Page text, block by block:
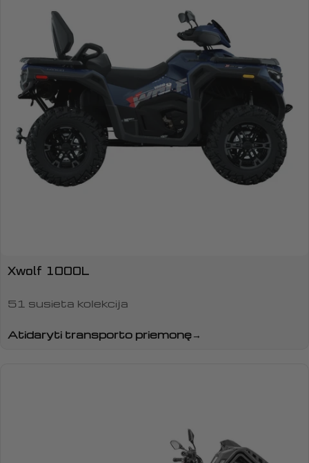
Xwolf 1000L
51 susieta kolekcija
Atidaryti transporto priemonę